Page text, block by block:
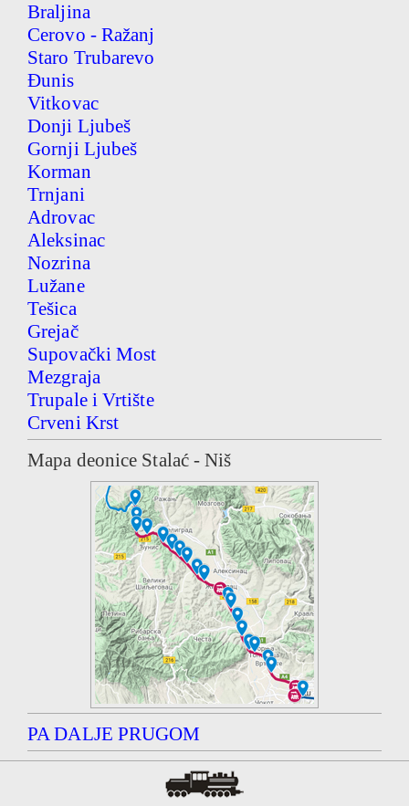
Braljina
Cerovo - Ražanj
Staro Trubarevo
Đunis
Vitkovac
Donji Ljubeš
Gornji Ljubeš
Korman
Trnjani
Adrovac
Aleksinac
Nozrina
Lužane
Tešica
Grejač
Supovački Most
Mezgraja
Trupale i Vrtište
Crveni Krst
Mapa deonice Stalać - Niš
PA DALJE PRUGOM